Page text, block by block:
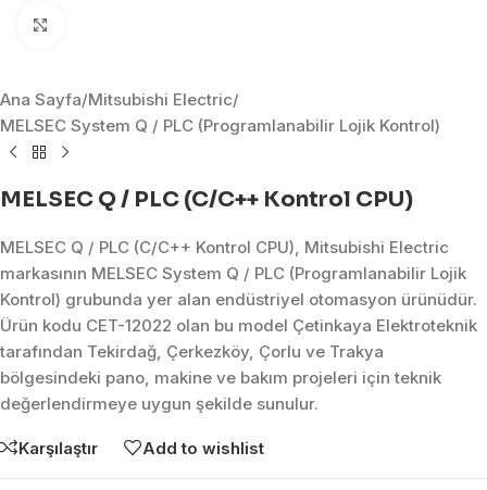
Ana Sayfa/Mitsubishi Electric/
MELSEC System Q / PLC (Programlanabilir Lojik Kontrol)
MELSEC Q / PLC (C/C++ Kontrol CPU)
MELSEC Q / PLC (C/C++ Kontrol CPU), Mitsubishi Electric
markasının MELSEC System Q / PLC (Programlanabilir Lojik
Kontrol) grubunda yer alan endüstriyel otomasyon ürünüdür.
Ürün kodu CET-12022 olan bu model Çetinkaya Elektroteknik
tarafından Tekirdağ, Çerkezköy, Çorlu ve Trakya
bölgesindeki pano, makine ve bakım projeleri için teknik
değerlendirmeye uygun şekilde sunulur.
Karşılaştır Add to wishlist